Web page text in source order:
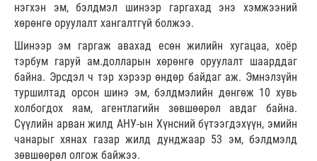
нэгхэн эм, бэлдмэл шинээр гаргахад энэ хэмжээний
хөрөнгө оруулалт хангалтгүй болжээ.
Шинээр эм гаргаж авахад есөн жилийн хугацаа, хоёр
тэрбум гаруй ам.долларын хөрөнгө оруулалт шаарддаг
байна. Эрсдэл ч тэр хэрээр өндөр байдаг аж. Эмнэлзүйн
туршилтад орсон шинэ эм, бэлдмэлийн дөнгөж 10 хувь
холбогдох яам, агентлагийн зөвшөөрөл авдаг байна.
Сүүлийн арван жилд АНУ-ын Хүнсний бүтээгдэхүүн, эмийн
чанарыг хянах газар жилд дунджаар 53 эм, бэлдмэлд
зөвшөөрөл олгож байжээ.